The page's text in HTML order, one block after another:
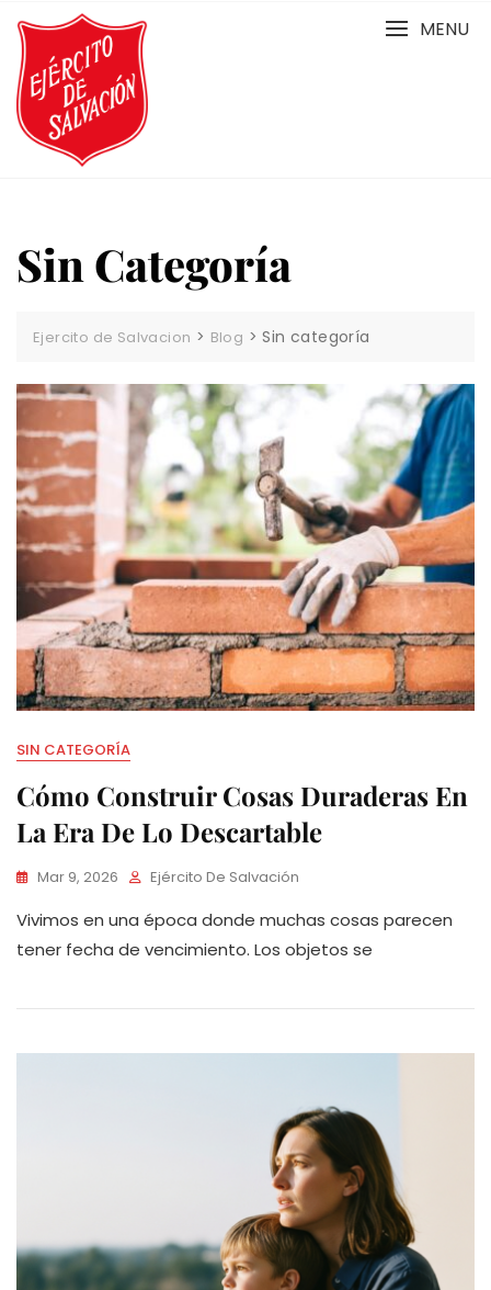
content
MENU
Sin Categoría
Ejercito de Salvacion > Blog >Sin categoría
SIN CATEGORÍA
Cómo Construir Cosas Duraderas En
La Era De Lo Descartable
Mar 9, 2026 Ejército De Salvación
Vivimos en una época donde muchas cosas parecen
tener fecha de vencimiento. Los objetos se